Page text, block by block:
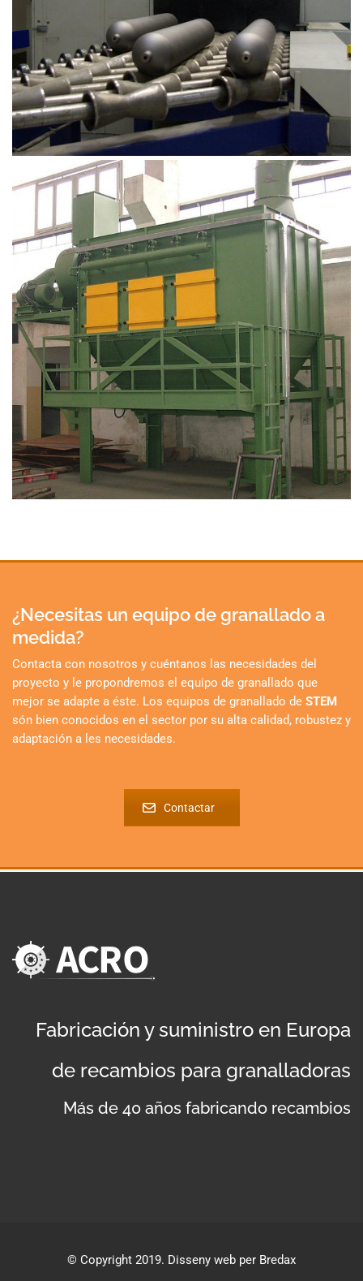
¿Necesitas un equipo de granallado a
medida?
Contacta con nosotros y cuéntanos las necesidades del
proyecto y le propondremos el equipo de granallado que
mejor se adapte a éste. Los equipos de granallado de STEM
són bien conocidos en el sector por su alta calidad, robustez y
adaptación a les necesidades.
Contactar
Fabricación y suministro en Europa
de recambios para granalladoras
Más de 40 años fabricando recambios
© Copyright 2019. Disseny web per Bredax